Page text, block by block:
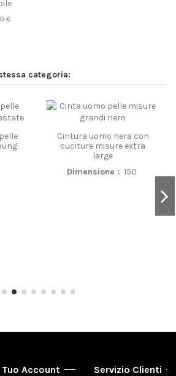
€
categoria:
Cintura uomo nera con
cuciture misure extra
large
Dimensione : 150
Tuo Account Servizio Clienti